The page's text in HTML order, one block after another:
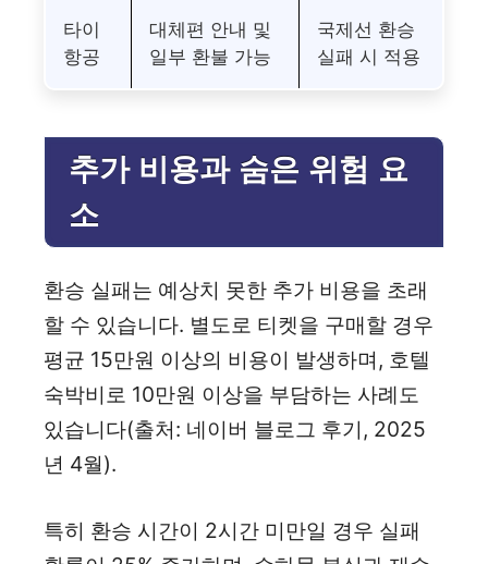
타이
항공
대체편 안내 및
일부 환불 가능
국제선 환승
실패 시 적용
추가 비용과 숨은 위험 요
소
환승 실패는 예상치 못한 추가 비용을 초래
할 수 있습니다. 별도로 티켓을 구매할 경우
평균 15만원 이상의 비용이 발생하며, 호텔
숙박비로 10만원 이상을 부담하는 사례도
있습니다(출처: 네이버 블로그 후기, 2025
년 4월).
특히 환승 시간이 2시간 미만일 경우 실패